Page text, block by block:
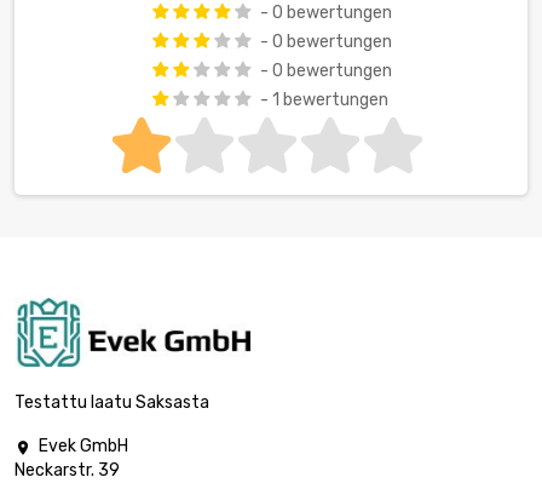
- 0 bewertungen
- 0 bewertungen
- 0 bewertungen
- 1 bewertungen
Testattu laatu Saksasta

Evek GmbH
Neckarstr. 39